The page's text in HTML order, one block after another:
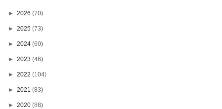
► 2026 (70)
► 2025 (73)
► 2024 (60)
► 2023 (46)
► 2022 (104)
► 2021 (83)
► 2020 (88)